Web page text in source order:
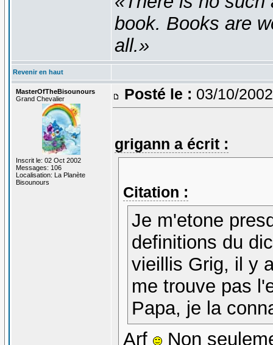
book. Books are
all.»
Revenir en haut
MasterOfTheBisounours
Grand Chevalier
Inscrit le: 02 Oct 2002
Messages: 106
Localisation: La Planète
Bisounours
Posté le : 03/10/
grigann a écrit :
Citation :
Je m'etone
definitions du
vieillis Grig, il y
me trouve pas
Papa, je la
Arf
Non